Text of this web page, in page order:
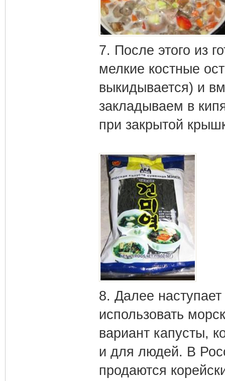
7. После этого из
мелкие костные
выкидывается) и
закладываем в
при закрытой
8. Далее
использовать
вариант капусты,
и для людей. В
продаются